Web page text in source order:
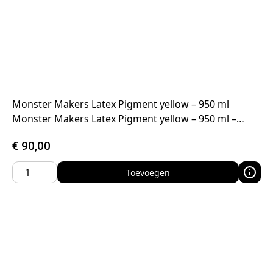
Monster Makers Latex Pigment yellow – 950 ml
Monster Makers Latex Pigment yellow – 950 ml –…
€ 90,00
Toevoegen